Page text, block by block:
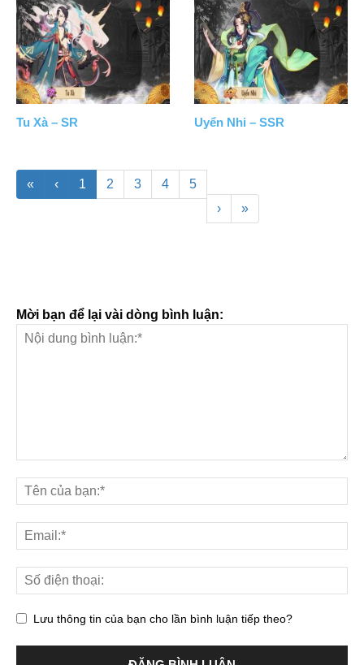
Tu Xà – SR Uyển Nhi – SSR
« ‹ 1 2 3 4
5
›
»
Mời bạn để lại vài dòng bình luận:
Lưu thông tin của bạn cho lần bình luận tiếp theo?